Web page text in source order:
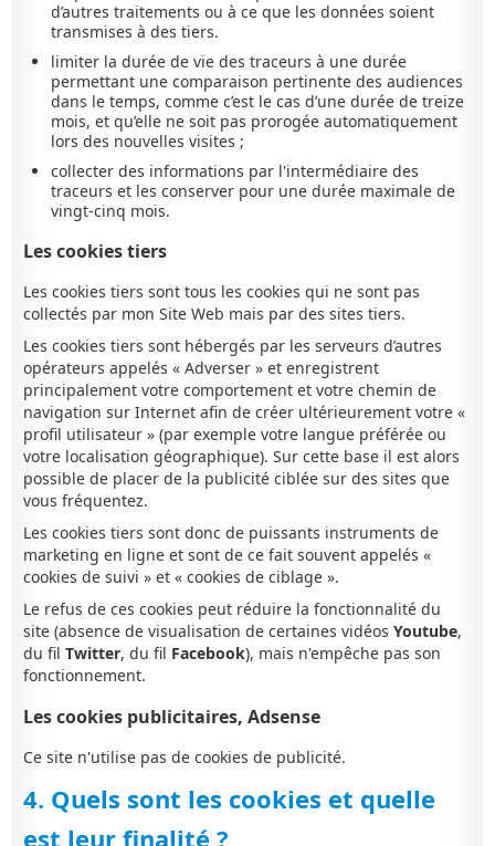
d’autres traitements ou à ce que les données soient
transmises à des tiers.
limiter la durée de vie des traceurs à une durée
permettant une comparaison pertinente des audiences
dans le temps, comme c’est le cas d’une durée de treize
mois, et qu’elle ne soit pas prorogée automatiquement
lors des nouvelles visites ;
collecter des informations par l'intermédiaire des
traceurs et les conserver pour une durée maximale de
vingt-cinq mois.
Les cookies tiers
Les cookies tiers sont tous les cookies qui ne sont pas
collectés par mon Site Web mais par des sites tiers.
Les cookies tiers sont hébergés par les serveurs d’autres
opérateurs appelés « Adverser » et enregistrent
principalement votre comportement et votre chemin de
navigation sur Internet afin de créer ultérieurement votre «
profil utilisateur » (par exemple votre langue préférée ou
votre localisation géographique). Sur cette base il est alors
possible de placer de la publicité ciblée sur des sites que
vous fréquentez.
Les cookies tiers sont donc de puissants instruments de
marketing en ligne et sont de ce fait souvent appelés «
cookies de suivi » et « cookies de ciblage ».
Le refus de ces cookies peut réduire la fonctionnalité du
site (absence de visualisation de certaines vidéosYoutube,
du filTwitter, du fil Facebook), mais n'empêche pas son
fonctionnement.
Les cookies publicitaires, Adsense
Ce site n'utilise pas de cookies de publicité.
4. Quels sont les cookies et quelle
est leur finalité ?